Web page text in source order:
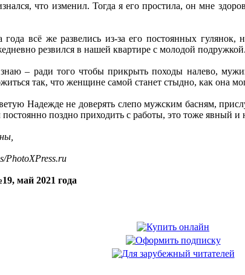
что изменил. Тогда я его простила, он мне
года всё же развелись из-за его постоянных
резвился в нашей квартире с молодой подружкой.
– ради того чтобы прикрыть походы налево,
так, что женщине самой станет стыдно, как она
Надежде не доверять слепо мужским басням,
поздно приходить с работы, это тоже явный
PhotoXPress.ru
май 2021 года